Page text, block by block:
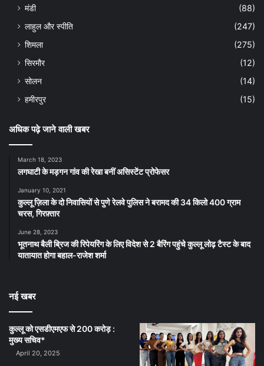
मंडी
(88)
लाहुल और स्पीति
(247)
शिमला
(275)
सिरमौर
(12)
सोलन
(14)
हमीरपुर
(15)
अधिक पढ़े जाने वाली खबर
March 18, 2023
लगघाटी के मड़गन गांव की रेखा बनीं असिस्टेंट प्रोफेसर
January 10, 2021
कुल्लू ज़िला के दो निवासियों से पुणे रेलवे पुलिस ने बरामद की 34 किलो 400 ग्राम
चरस, गिरफ़्तार
June 28, 2023
भूतनाथ बैली ब्रिज की रिपेयरिंग के लिए विदेश से 2 बैरिंग पहुंचे कुल्लू लोढ़ टैस्ट के बाद
यातायात होगा बहाल-राजेश शर्मा
नई खबर
कुल्लू को एसडीएमएफ से 200 करोड़ :
मुख्य सचिव*
April 20, 2025